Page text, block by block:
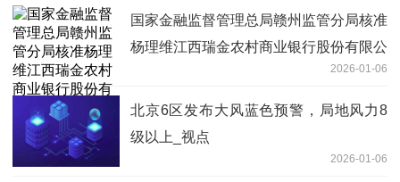
国家金融监督管理总局赣州监管分局核准
杨理维江西瑞金农村商业银行股份有限公
2026-01-06
北京6区发布大风蓝色预警，局地风力8
级以上_视点
2026-01-06